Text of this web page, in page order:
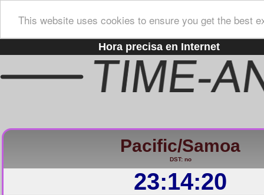
This website uses cookies to ensure you get the best
Hora precisa en Internet
Pacific/Samoa
DST: no
23:14:21